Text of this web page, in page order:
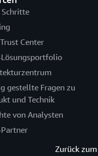
Schritte
Center
Lösungsportfolio
gestellte Fragen zu
und Technik
von Analysten
Zurück